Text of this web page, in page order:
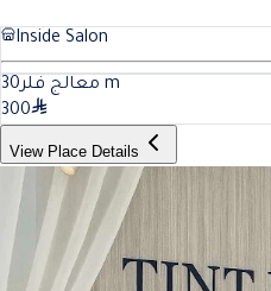
Inside Salon
معالج فلر30
m
300
View Place Details